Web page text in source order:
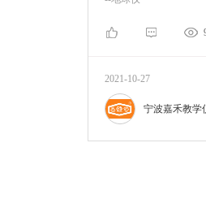
2021-10-27
宁波嘉禾教学